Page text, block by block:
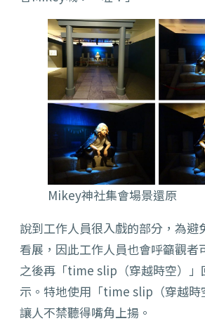
Mikey神社集會場景還原
說到工作人員很入戲的部分，為避
看展，因此工作人員也會呼籲觀者
之後再「time slip（穿越時空）」
示。特地使用「time slip（穿越時
讓人不禁聽得嘴角上揚。